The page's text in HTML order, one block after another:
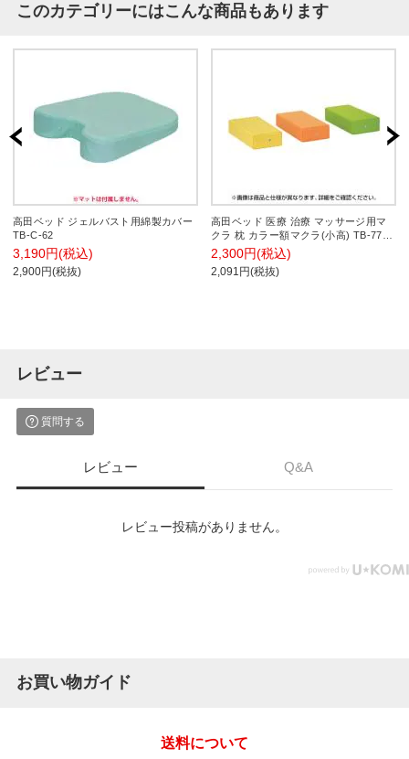
このカテゴリーにはこんな商品もあります
高田ベッド ジェルバスト用綿製カバー
TB-C-62
3,190円(税込)
2,900円(税抜)
高田ベッド 医療 治療 マッサージ用マ
クラ 枕 カラー額マクラ(小高) TB-77C-
10
2,300円(税込)
2,091円(税抜)
レビュー
質問する
レビュー Q&A
レビュー投稿がありません。
お買い物ガイド
送料について